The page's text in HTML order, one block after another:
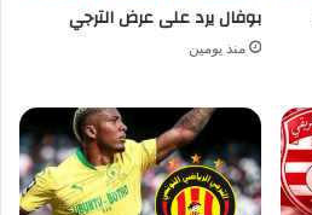
بوفال يرد على عرض الترجي
منذ يومين